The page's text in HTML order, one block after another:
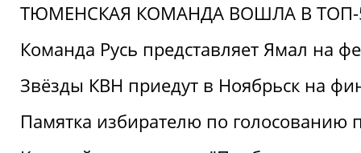
ТЮМЕНСКАЯ КОМАНДА ВОШЛА В ТОП-
Команда Русь представляет Ямал на
Звёзды КВН приедут в Ноябрьск на
Памятка избирателю по голосованию